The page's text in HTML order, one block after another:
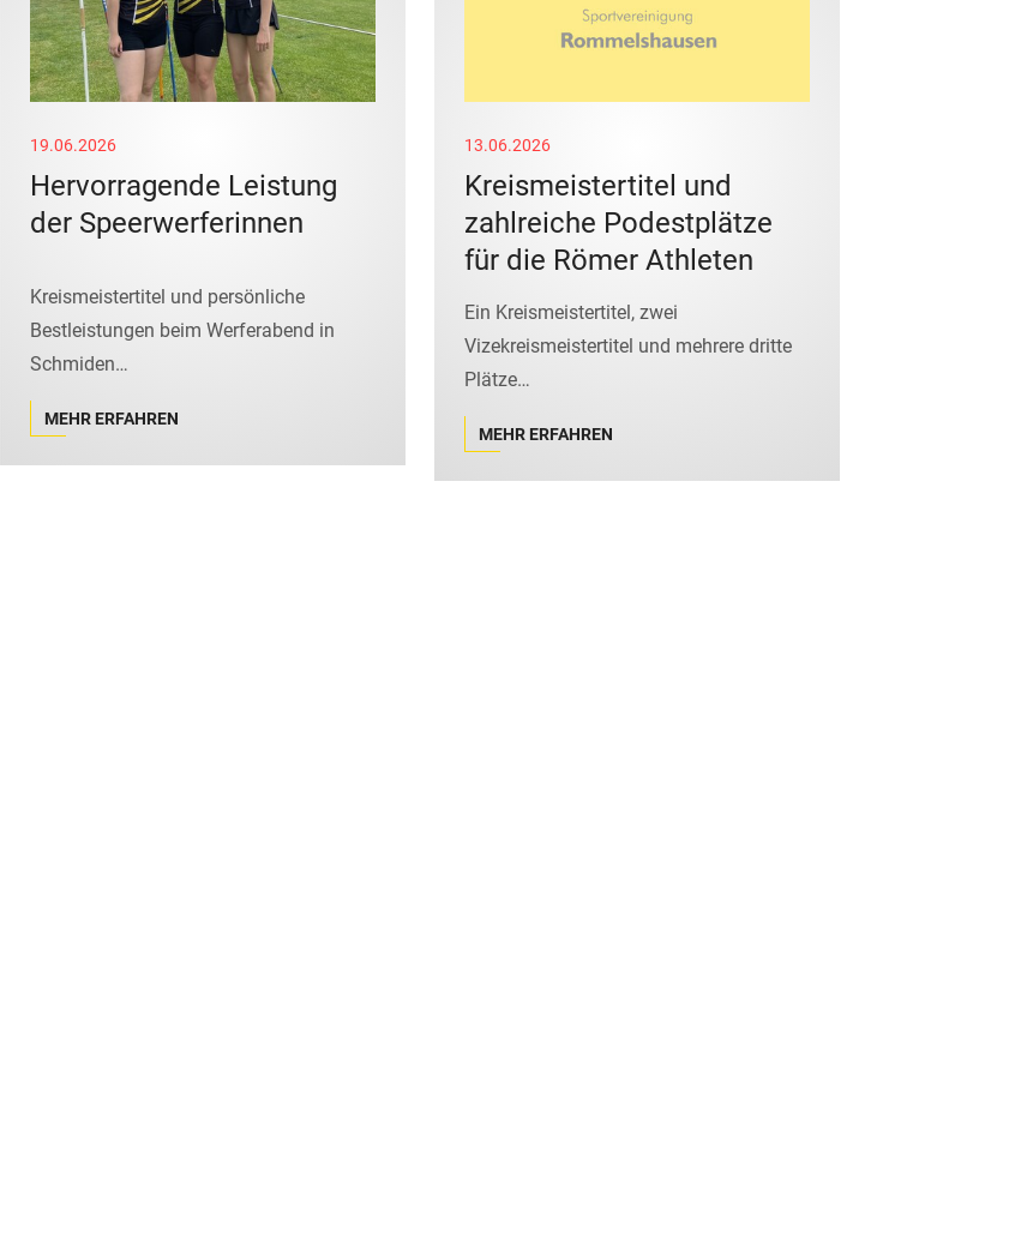
19.06.2026
Hervorragende Leistung
der Speerwerferinnen
Kreismeistertitel und persönliche
Bestleistungen beim Werferabend in
Schmiden…
MEHR ERFAHREN
13.06.2026
Kreismeistertitel und
zahlreiche Podestplätze
für die Römer Athleten
Ein Kreismeistertitel, zwei
Vizekreismeistertitel und mehrere dritte
Plätze…
MEHR ERFAHREN